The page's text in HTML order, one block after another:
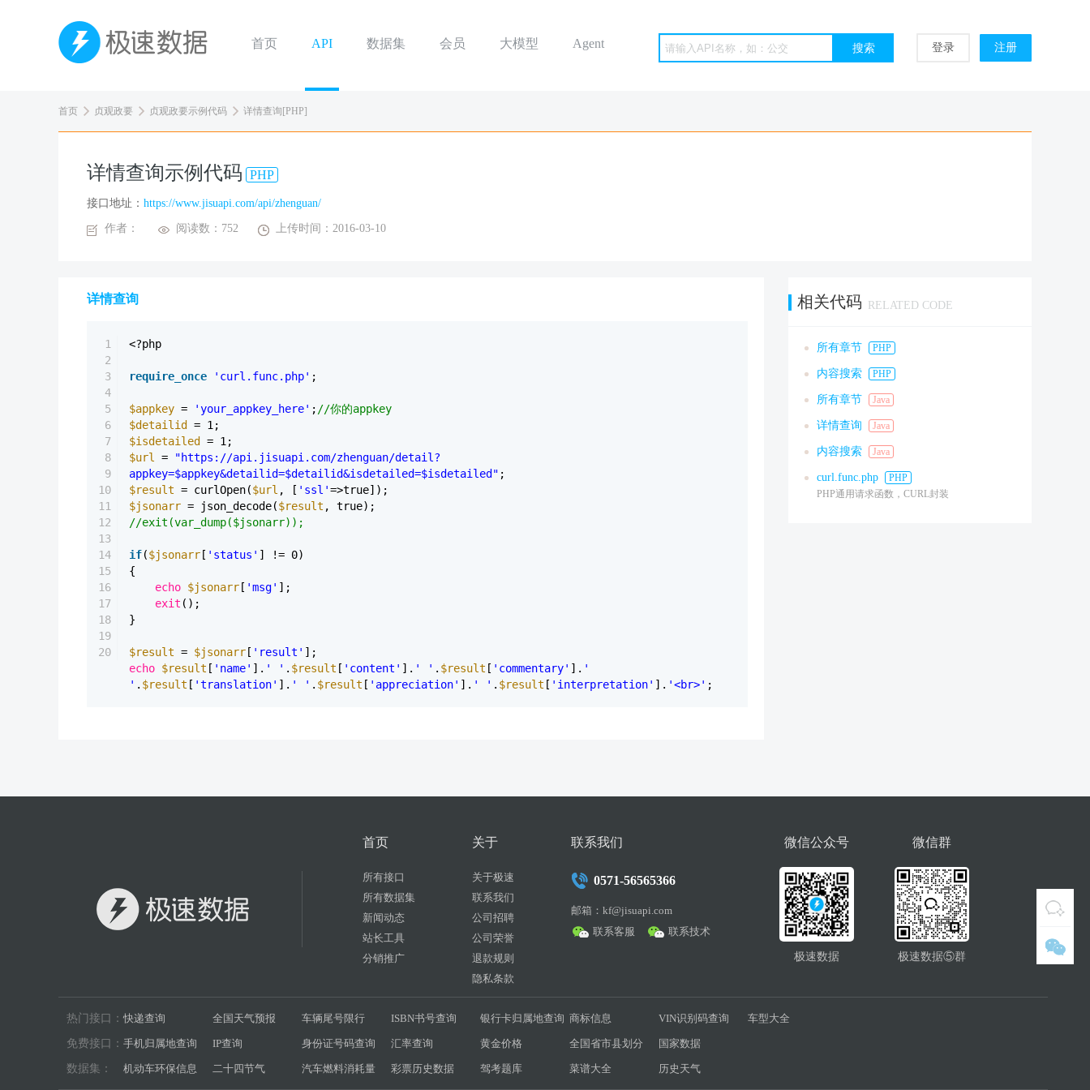
首页 API 数据集 会员 大模型 Agent 登录 注册
首页 贞观政要 贞观政要示例代码 详情查询[PHP]
详情查询示例代码 PHP
接口地址： https://www.jisuapi.com/api/zhenguan/
作者： 阅读数：752 上传时间：2016-03-10
详情查询
1
2
3
4
5
6
7
8
9
10
11
12
13
14
15
16
17
18
19
20
<?php
require_once 'curl.func.php' ;
$appkey = 'your_appkey_here' ; //你的appkey
$detailid
= 1;
$isdetailed
= 1;
$url
=
"https://api.jisuapi.com/zhenguan/detail?
appkey=$appkey&detailid=$detailid&isdetailed=$isdetailed" ;
$result = curlOpen($url , [ 'ssl'=>true]);
$jsonarr = json_decode($result , true);
//exit(var_dump($jsonarr));
if($jsonarr [ 'status' ] != 0)
{
echo $jsonarr [ 'msg' ];
exit ();
}
$result = $jsonarr [ 'result' ];
echo $result [ 'name' ]. ' ' . $result [ 'content' ]. ' ' . $result [ 'commentary' ]. '
' . $result [ 'translation' ]. ' ' . $result [ 'appreciation' ]. ' ' . $result [ 'interpretation' ]. '<br>' ;
相关代码 RELATED CODE
所有章节 PHP
内容搜索 PHP
所有章节 Java
详情查询 Java
内容搜索 Java
curl.func.php
PHP
PHP通用请求函数，CURL封装
首页
所有接口
所有数据集
新闻动态
站长工具
分销推广
关于
关于极速
联系我们
公司招聘
公司荣誉
退款规则
隐私条款
联系我们
0571-56565366
邮箱：kf@jisuapi.com
联系客服
联系技术
微信公众号
极速数据
微信群
极速数据⑤群
热门接口： 快递查询 全国天气预报 车辆尾号限行 ISBN书号查询 银行卡归属地查询 商标信息 VIN识别码查询 车型大全
免费接口： 手机归属地查询 IP查询 身份证号码查询 汇率查询 黄金价格 全国省市县划分 国家数据
数据集： 机动车环保信息 二十四节气 汽车燃料消耗量 彩票历史数据 驾考题库 菜谱大全 历史天气